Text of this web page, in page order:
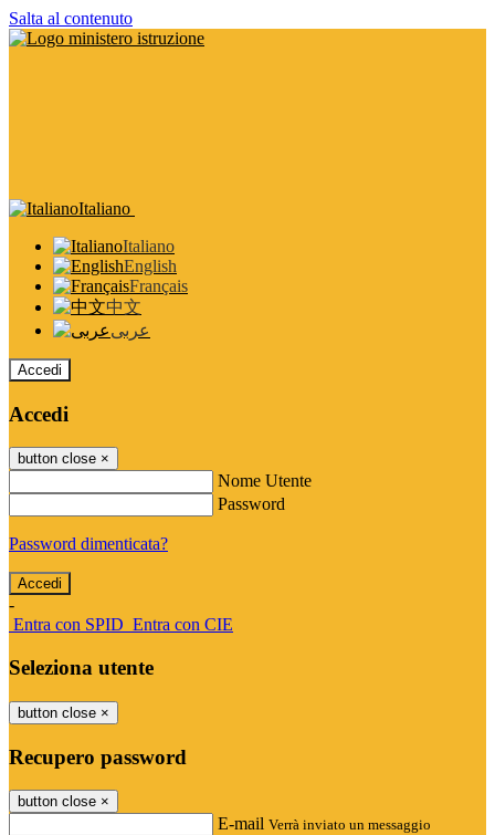
Salta al contenuto
Italiano
Italiano
English
Français
中文
عربى
Accedi
Accedi
button close ×
Nome Utente
Password
Password dimenticata?
-
Entra con SPID Entra con CIE
Seleziona utente
button close ×
Recupero password
button close ×
E-mail Verrà inviato un messaggio